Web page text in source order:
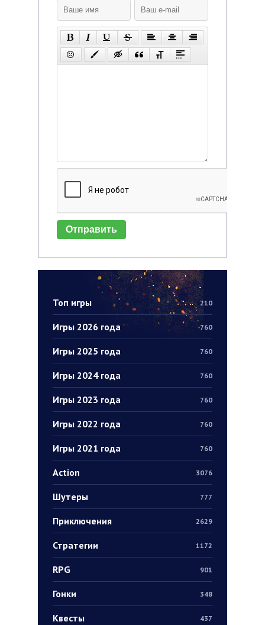
Топ игры 210
Игры 2026 года 760
Игры 2025 года 760
Игры 2024 года 760
Игры 2023 года 760
Игры 2022 года 760
Игры 2021 года 760
Action 3076
Шутеры 777
Приключения 2629
Стратегии 1172
RPG 901
Гонки 348
Квесты 437
Отправить